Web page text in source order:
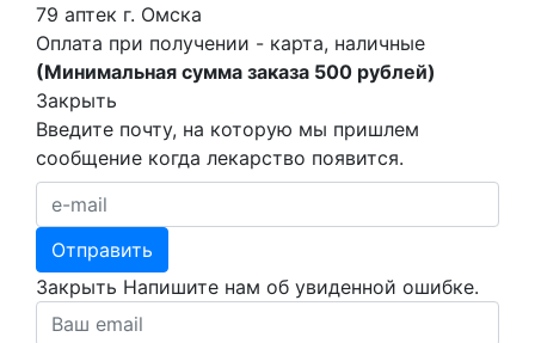
79 аптек г. Омска
Оплата при получении - карта, наличные
(Минимальная сумма заказа 500 рублей)
Закрыть
Введите почту, на которую мы пришлем
сообщение когда лекарство появится.
Закрыть Напишите нам об увиденной ошибке.